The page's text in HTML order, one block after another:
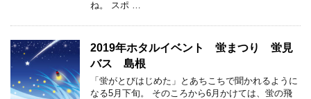
ね。 スポ …
2019年ホタルイベント 蛍まつり 蛍見
バス 島根
「蛍がとびはじめた」とあちこちで聞かれるように
なる5月下旬。 そのころから6月かけては、蛍の飛